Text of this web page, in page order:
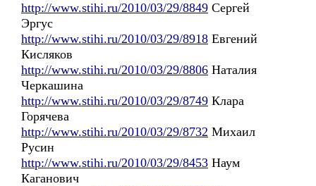
http://www.stihi.ru/2010/03/29/8849 Сергей
Эргус
http://www.stihi.ru/2010/03/29/8918 Евгений
Кисляков
http://www.stihi.ru/2010/03/29/8806 Наталия
Черкашина
http://www.stihi.ru/2010/03/29/8749 Клара
Горячева
http://www.stihi.ru/2010/03/29/8732 Михаил
Русин
http://www.stihi.ru/2010/03/29/8453 Наум
Каганович